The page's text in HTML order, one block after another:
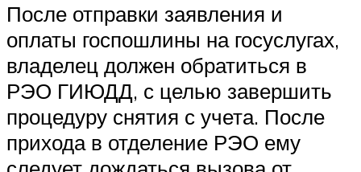
После отправки заявления и
оплаты госпошлины на госуслугах,
владелец должен обратиться в
РЭО ГИЮДД, с целью завершить
процедуру снятия с учета. После
прихода в отделение РЭО ему